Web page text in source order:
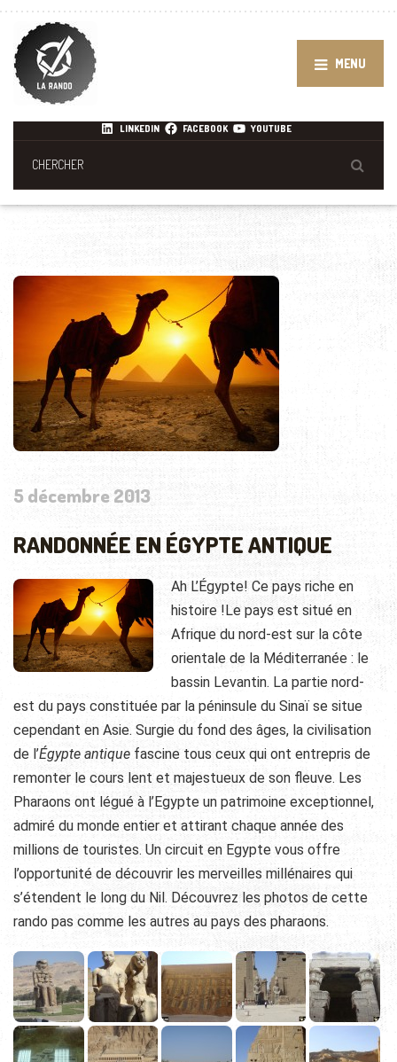
MENU
LINKEDIN FACEBOOK YOUTUBE
5 décembre 2013
RANDONNÉE EN ÉGYPTE ANTIQUE
Ah L’Égypte! Ce pays riche en
histoire !Le pays est situé en
Afrique du nord-est sur la côte
orientale de la Méditerranée : le
bassin Levantin. La partie nord-
est du pays constituée par la péninsule du Sinaï se situe
cependant en Asie. Surgie du fond des âges, la civilisation
de l’Égypte antique fascine tous ceux qui ont entrepris de
remonter le cours lent et majestueux de son fleuve. Les
Pharaons ont légué à l’Egypte un patrimoine exceptionnel,
admiré du monde entier et attirant chaque année des
millions de touristes. Un circuit en Egypte vous offre
l’opportunité de découvrir les merveilles millénaires qui
s’étendent le long du Nil. Découvrez les photos de cette
rando pas comme les autres au pays des pharaons.